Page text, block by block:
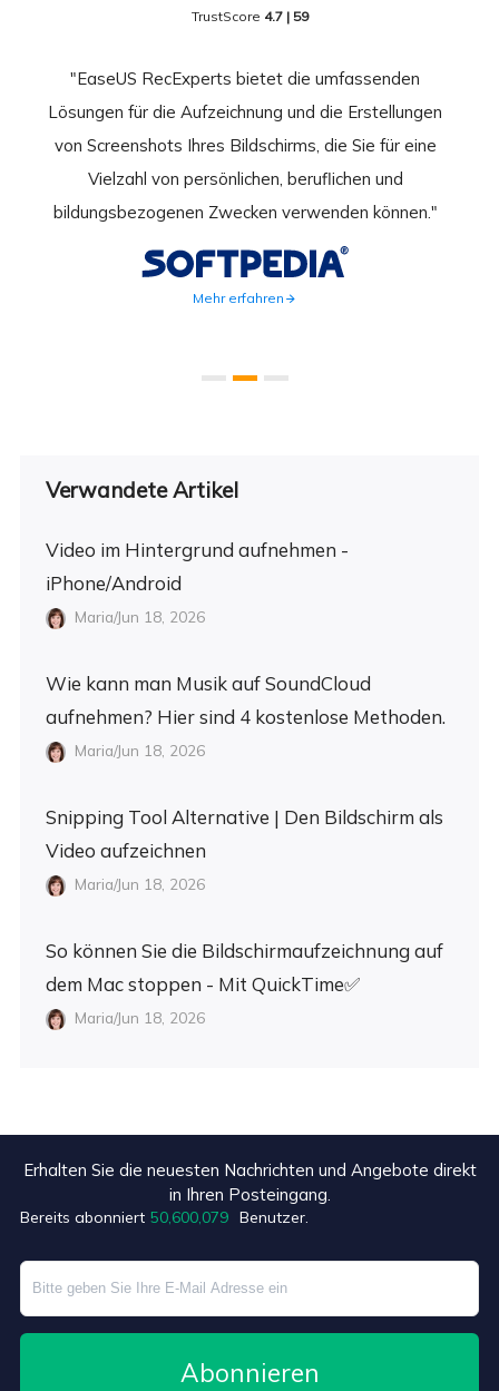
TrustScore 4.7 | 59
"EaseUS RecExperts bietet die umfassenden
Lösungen für die Aufzeichnung und die Erstellungen
von Screenshots Ihres Bildschirms, die Sie für eine
Vielzahl von persönlichen, beruflichen und
bildungsbezogenen Zwecken verwenden können."
Mehr erfahren
Verwandete Artikel
Video im Hintergrund aufnehmen -
iPhone/Android
Maria/Jun 18, 2026
Wie kann man Musik auf SoundCloud
aufnehmen? Hier sind 4 kostenlose Methoden.
Maria/Jun 18, 2026
Snipping Tool Alternative | Den Bildschirm als
Video aufzeichnen
Maria/Jun 18, 2026
So können Sie die Bildschirmaufzeichnung auf
dem Mac stoppen - Mit QuickTime✅
Maria/Jun 18, 2026
Erhalten Sie die neuesten Nachrichten und Angebote direkt
in Ihren Posteingang.
Bereits abonniert 50,600,079 Benutzer.
Abonnieren
+7